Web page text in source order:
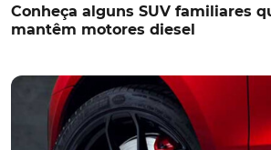
Conheça alguns SUV familiares
mantêm motores diesel